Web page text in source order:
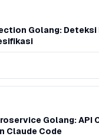
Golang: Deteksi
Golang:
Claude Code